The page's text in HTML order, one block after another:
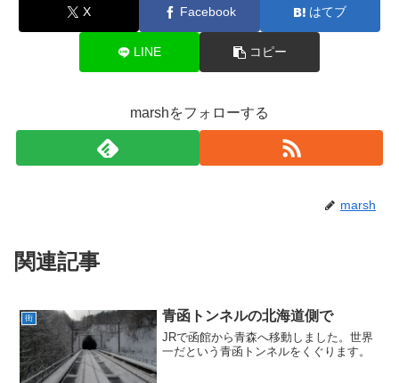
X Facebook はてブ
LINE コピー
marshをフォローする
marsh
関連記事
街 青函トンネルの北海道側で
JRで函館から青森へ移動しました。世界
一だという青函トンネルをくぐります。